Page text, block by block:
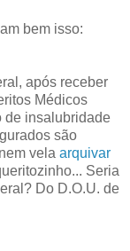
bem isso:
após receber
Médicos
de insalubridade
são
vela arquivar
Seria
Do D.O.U. de